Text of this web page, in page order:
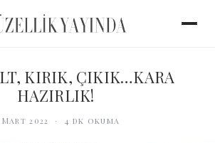
KIRIK, ÇIKIK…KARA
HAZIRLIK!
Mart 2022 · 4 dk okuma